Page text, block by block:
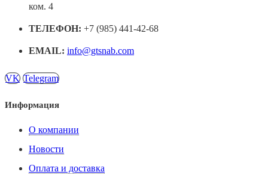
ком. 4
ТЕЛЕФОН: +7 (985) 441-42-68
EMAIL: info@gtsnab.com
VK Telegram
Информация
О компании
Новости
Оплата и доставка